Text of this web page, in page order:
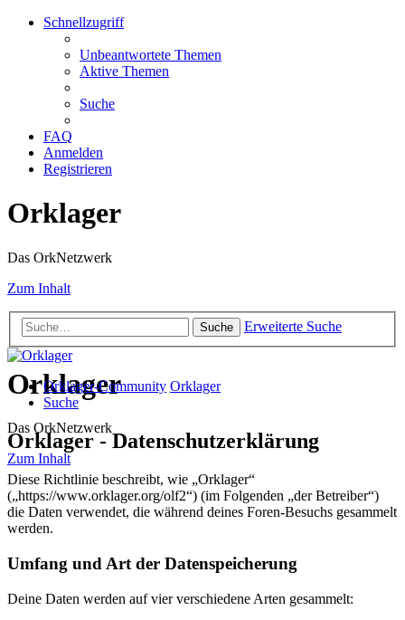
Schnellzugriff
Unbeantwortete Themen
Aktive Themen
Suche
FAQ
Anmelden
Registrieren
Orklager
Das OrkNetzwerk
Zum Inhalt
Suche Erweiterte Suche
Orklager
Das OrkNetzwerk
Zum Inhalt
Orklager-Community Orklager
Suche
Orklager - Datenschutzerklärung
Diese Richtlinie beschreibt, wie „Orklager“
(„https://www.orklager.org/olf2“) (im Folgenden „der Betreiber“)
die Daten verwendet, die während deines Foren-Besuchs gesammelt
werden.
Umfang und Art der Datenspeicherung
Deine Daten werden auf vier verschiedene Arten gesammelt: